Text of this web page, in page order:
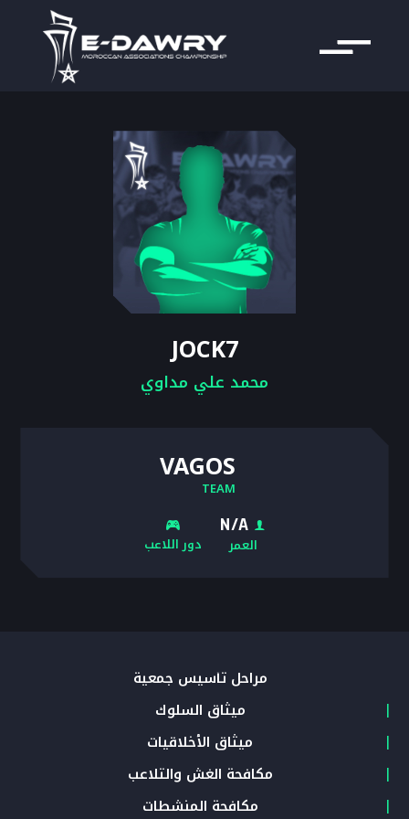
JOCK7
محمد علي مداوي
VAGOS
TEAM
N/A
العمر دور اللاعب
مراحل تأسيس جمعية
ميثاق السلوك
ميثاق الأخلاقيات
مكافحة الغش والتلاعب
مكافحة المنشطات